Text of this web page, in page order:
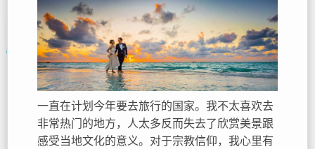
一直在计划今年要去旅行的国家。我不太喜欢去
非常热门的地方，人太多反而失去了欣赏美景跟
感受当地文化的意义。对于宗教信仰，我心里有